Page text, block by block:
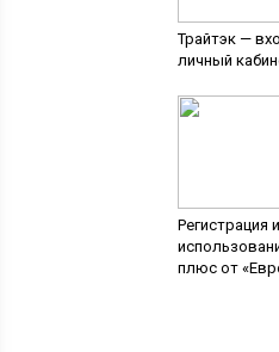
Трайтэк —
личный
Регистрация и
плюс от